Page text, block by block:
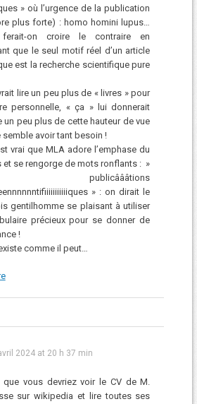
» où l’urgence de la publication
plus forte) : homo homini lupus…
on croire le contraire en
que le seul motif réel d’un article
est la recherche scientifique pure
lire un peu plus de « livres » pour
personnelle, « ça » lui donnerait
un peu plus de cette hauteur de vue
semble avoir tant besoin !
vrai que MLA adore l’emphase du
et se rengorge de mots ronflants : »
» : on dirait le
gentilhomme se plaisant à utiliser
précieux pour se donner de
!
comme il peut…
2024 at 20 h 37 min
vous devriez voir le CV de M.
sur wikipedia et lire toutes ses